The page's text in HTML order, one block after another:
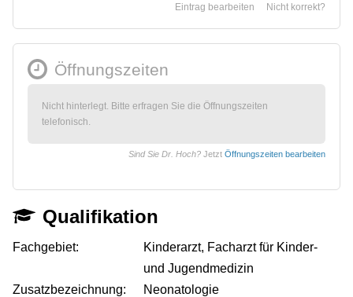
Nicht korrekt?
Eintrag bearbeiten
Öffnungszeiten
Nicht hinterlegt. Bitte erfragen Sie die Öffnungszeiten
telefonisch.
Sind Sie Dr. Hoch? Jetzt Öffnungszeiten bearbeiten
Qualifikation
Fachgebiet:
Kinderarzt, Facharzt für Kinder-
und Jugendmedizin
Zusatzbezeichnung:
Neonatologie